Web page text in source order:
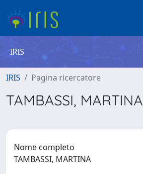
IRIS
IRIS Pagina ricercatore
TAMBASSI, MARTINA
Nome completo
TAMBASSI, MARTINA